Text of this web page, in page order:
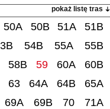
pokaż listę tras
50A 50B 51A
51B
54B 55A
55B
58B 59 60A
60B
63 64A 64B
65A
69A 69B 70
71A